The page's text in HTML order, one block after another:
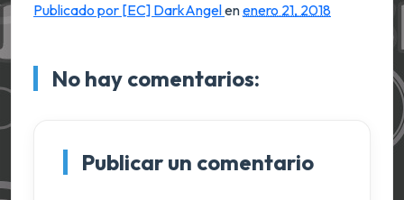
Publicado por [EC] DarkAngelenenero 21, 2018
No hay comentarios:
Publicar un comentario